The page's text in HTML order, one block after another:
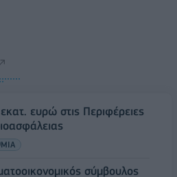
ευρώ στις Περιφέρειες
σύμβουλος